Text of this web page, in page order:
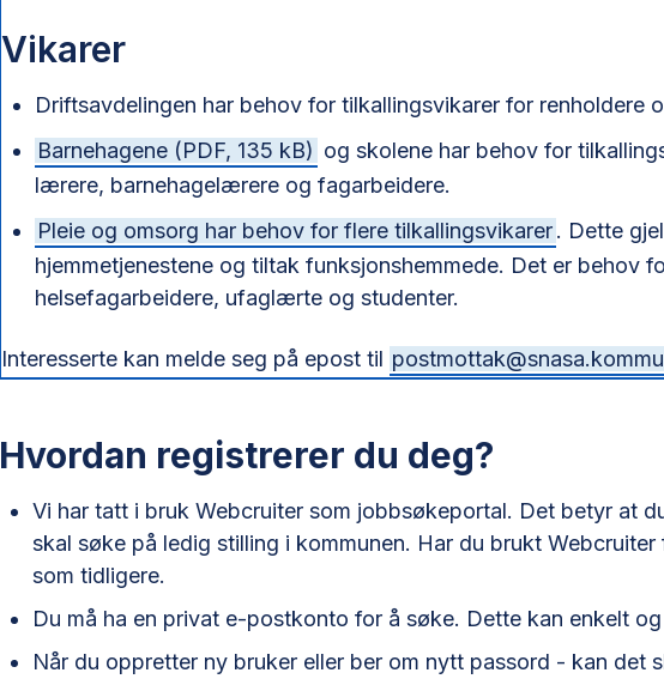
Vikarer
Driftsavdelingen har behov for tilkallingsvikarer for renholdere
Barnehagene (PDF, 135 kB) og skolene har behov for
lærere, barnehagelærere og fagarbeidere.
Pleie og omsorg har behov for flere tilkallingsvikarer. Dette
hjemmetjenestene og tiltak funksjonshemmede. Det er behov
helsefagarbeidere, ufaglærte og studenter.
Interesserte kan melde seg på epost til
Hvordan registrerer du deg?
Vi har tatt i bruk Webcruiter som jobbsøkeportal. Det betyr at
skal søke på ledig stilling i kommunen. Har du brukt
som tidligere.
Du må ha en privat e-postkonto for å søke. Dette kan enkelt
Når du oppretter ny bruker eller ber om nytt passord - kan det